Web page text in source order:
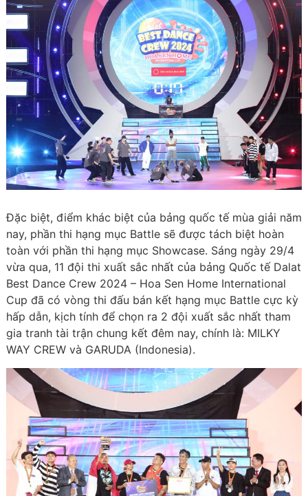
Đặc biệt, điểm khác biệt của bảng quốc tế mùa giải năm
nay, phần thi hạng mục Battle sẽ được tách biệt hoàn
toàn với phần thi hạng mục Showcase. Sáng ngày 29/4
vừa qua, 11 đội thi xuất sắc nhất của bảng Quốc tế Dalat
Best Dance Crew 2024 – Hoa Sen Home International
Cup đã có vòng thi đấu bán kết hạng mục Battle cực kỳ
hấp dẫn, kịch tính để chọn ra 2 đội xuất sắc nhất tham
gia tranh tài trận chung kết đêm nay, chính là: MILKY
WAY CREW và GARUDA (Indonesia).